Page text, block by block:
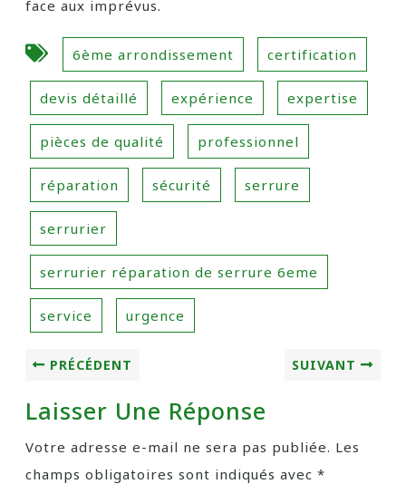
face aux imprévus.
6ème arrondissement certification
devis détaillé expérience expertise
pièces de qualité professionnel
réparation sécurité serrure
serrurier
serrurier réparation de serrure 6eme
service urgence
PRÉCÉDENT SUIVANT
Laisser Une Réponse
Votre adresse e-mail ne sera pas publiée. Les
champs obligatoires sont indiqués avec *